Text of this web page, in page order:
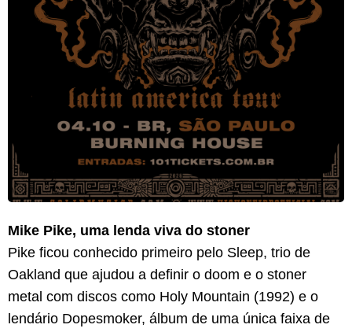
Mike Pike, uma lenda viva do stoner
Pike ficou conhecido primeiro pelo Sleep, trio de
Oakland que ajudou a definir o doom e o stoner
metal com discos como Holy Mountain (1992) e o
lendário Dopesmoker, álbum de uma única faixa de